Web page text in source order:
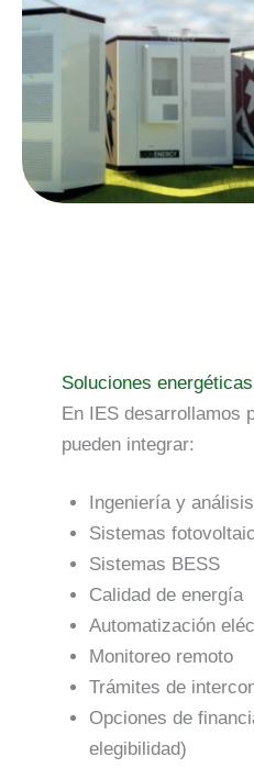
Soluciones
En IES desarrollamos
pueden integrar:
Ingeniería y
Sistemas
Sistemas BESS
Calidad de energía
Automatización
Monitoreo remoto
Trámites de
Opciones de
elegibilidad)